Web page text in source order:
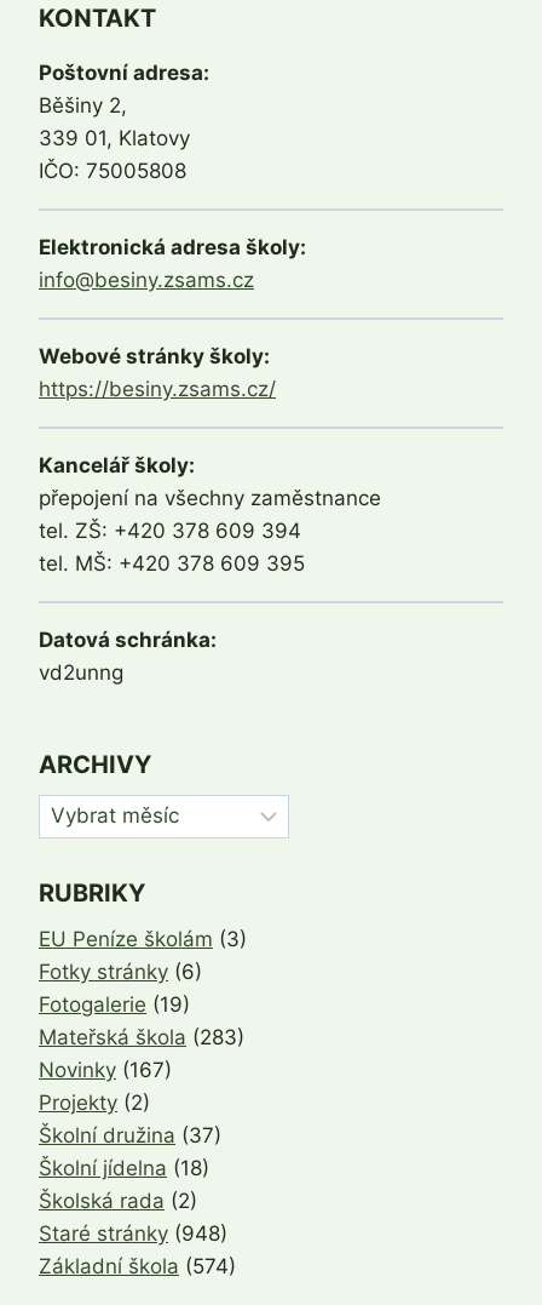
KONTAKT
Poštovní adresa:
Běšiny 2,
339 01, Klatovy
IČO: 75005808
Elektronická adresa školy:
info@besiny.zsams.cz
Webové stránky školy:
https://besiny.zsams.cz/
Kancelář školy:
přepojení na všechny zaměstnance
tel. ZŠ: +420 378 609 394
tel. MŠ: +420 378 609 395
Datová schránka:
vd2unng
ARCHIVY
Archivy
RUBRIKY
EU Peníze školám (3)
Fotky stránky (6)
Fotogalerie (19)
Mateřská škola (283)
Novinky (167)
Projekty (2)
Školní družina (37)
Školní jídelna (18)
Školská rada (2)
Staré stránky (948)
Základní škola (574)